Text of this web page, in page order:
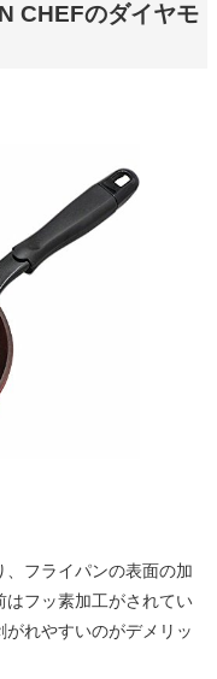
CHEFのダイヤモ
、フライパンの表面の加
はフッ素加工がされてい
れやすいのがデメリッ